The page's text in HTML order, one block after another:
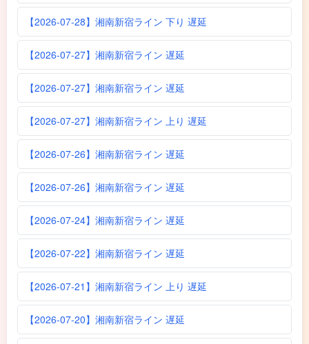
【2026-07-28】湘南新宿ライン 下り 遅延
【2026-07-27】湘南新宿ライン 遅延
【2026-07-27】湘南新宿ライン 遅延
【2026-07-27】湘南新宿ライン 上り 遅延
【2026-07-26】湘南新宿ライン 遅延
【2026-07-26】湘南新宿ライン 遅延
【2026-07-24】湘南新宿ライン 遅延
【2026-07-22】湘南新宿ライン 遅延
【2026-07-21】湘南新宿ライン 上り 遅延
【2026-07-20】湘南新宿ライン 遅延